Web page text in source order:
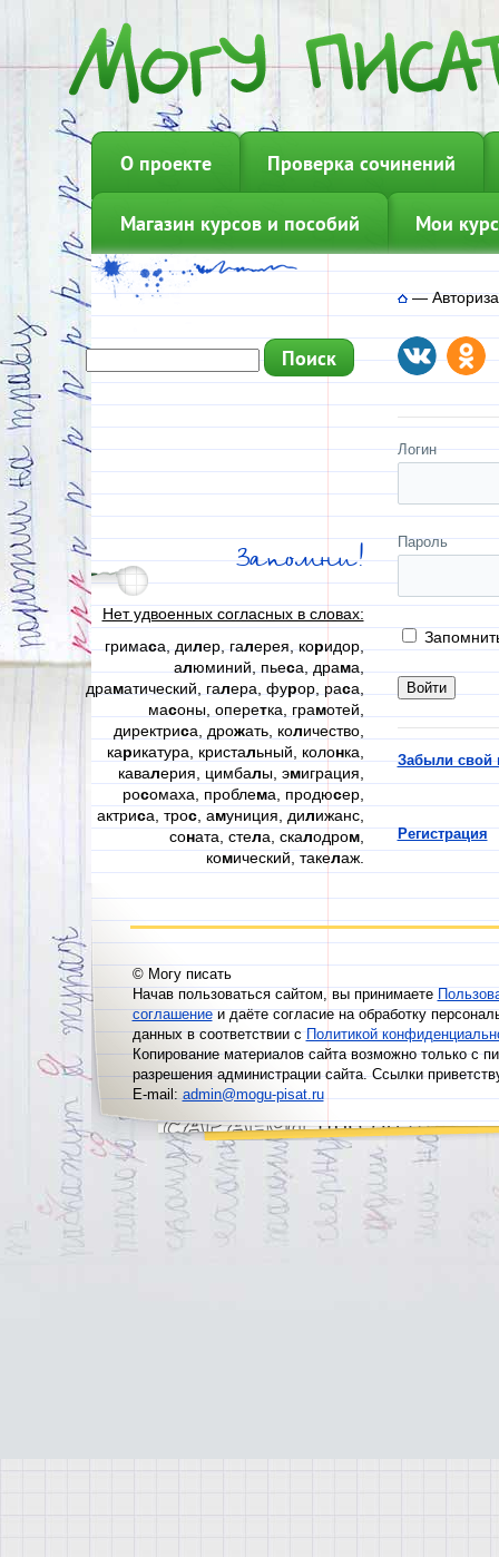
О проекте Проверка сочинений
Магазин курсов и пособий Мои
Запомни!
Нет удвоенных согласных в словах:
гримаса, дилер, галерея, коридор,
алюминий, пьеса, драма,
драматический, галера, фурор, раса,
масоны, оперетка, грамотей,
директриса, дрожать, количество,
карикатура, кристальный, колонка,
кавалерия, цимбалы, эмиграция,
росомаха, проблема, продюсер,
актриса, трос, амуниция, дилижанс,
соната, стела, скалодром,
комический, такелаж.
—
Логин
Пароль
Забыли свой
Регистрация
© Могу писать
Начав пользоваться сайтом, вы принимаете
соглашениеи даёте согласие на обработку
данных в соответствии сПолитикой
Копирование материалов сайта возможно только с
разрешения администрации сайта. Ссылки
E-mail:admin@mogu-pisat.ru